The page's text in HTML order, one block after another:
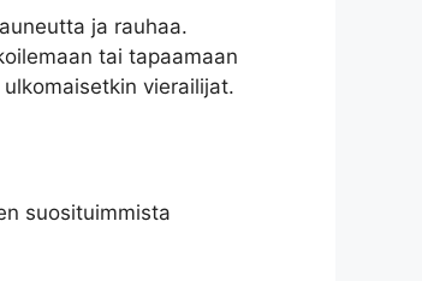
ja rauhaa.
tai tapaamaan
vierailijat.
suosituimmista